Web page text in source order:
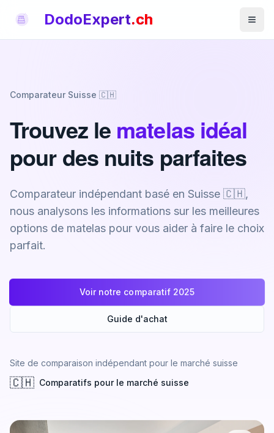
DodoExpert.ch
Comparateur Suisse 🇨🇭
Trouvez le matelas idéal
pour des nuits parfaites
Comparateur indépendant basé en Suisse 🇨🇭,
nous analysons les informations sur les meilleures
options de matelas pour vous aider à faire le choix
parfait.
Voir notre comparatif 2025
Guide d'achat
Site de comparaison indépendant pour le marché suisse
🇨🇭 Comparatifs pour le marché suisse